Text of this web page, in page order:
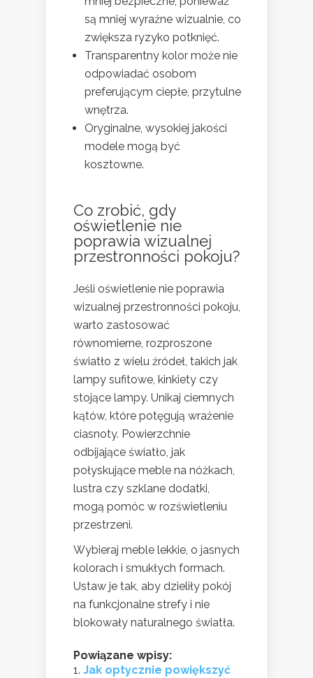
są mniej wyraźne wizualnie, co
zwiększa ryzyko potknięć.
Transparentny kolor może nie
odpowiadać osobom
preferującym ciepłe, przytulne
wnętrza.
Oryginalne, wysokiej jakości
modele mogą być
kosztowne.
Co zrobić, gdy
oświetlenie nie
poprawia wizualnej
przestronności pokoju?
Jeśli oświetlenie nie poprawia
wizualnej przestronności pokoju,
warto zastosować
równomierne, rozproszone
światło z wielu źródeł, takich jak
lampy sufitowe, kinkiety czy
stojące lampy. Unikaj ciemnych
kątów, które potęgują wrażenie
ciasnoty. Powierzchnie
odbijające światło, jak
połyskujące meble na nóżkach,
lustra czy szklane dodatki,
mogą pomóc w rozświetleniu
przestrzeni.
Wybieraj meble lekkie, o jasnych
kolorach i smukłych formach.
Ustaw je tak, aby dzieliły pokój
na funkcjonalne strefy i nie
blokowały naturalnego światła.
Powiązane wpisy:
Jak optycznie powiększyć